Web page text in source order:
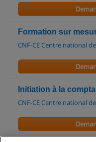
Formation sur
CNF-CE Centre national
Initiation à la
CNF-CE Centre national